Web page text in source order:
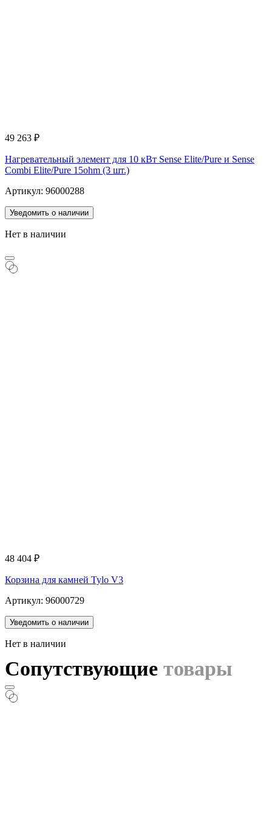
49 263 ₽
Нагревательный элемент для 10 кВт Sense Elite/Pure и Sense
Combi Elite/Pure 15ohm (3 шт.)
Артикул: 96000288
Уведомить о наличии
Нет в наличии
48 404 ₽
Корзина для камней Tylo V3
Артикул: 96000729
Уведомить о наличии
Нет в наличии
Сопутствующие товары